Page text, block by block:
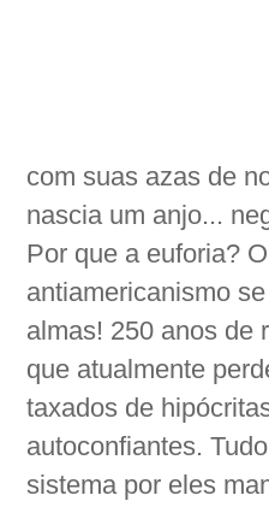
com suas azas de
nascia um anjo...
Por que a euforia?
antiamericanismo
almas! 250 anos de
que atualmente
taxados de
autoconfiantes.
sistema por eles